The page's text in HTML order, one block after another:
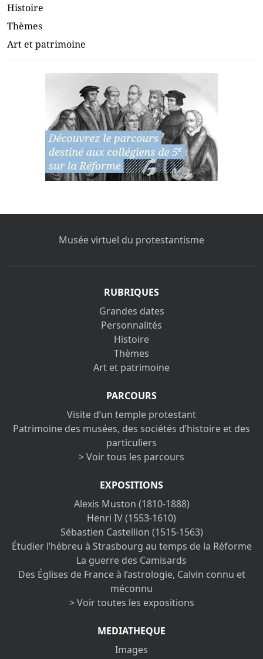
Histoire
Thèmes
Art et patrimoine
Musée virtuel du protestantisme
RUBRIQUES
Grandes dates
Personnalités
Histoire
Thèmes
Art et patrimoine
PARCOURS
Visite d’un temple protestant
Patrimoine des musées, des sociétés d’histoire et des
particuliers
> Voir tous les parcours
EXPOSITIONS
Alexis Muston (1810-1888)
Henri IV (1553-1610)
Sébastien Castellion (1515-1563)
Étudier l’hébreu à Strasbourg au temps de la Réforme
La guerre des Camisards
Des Églises de France à l’astrologie, Calvin connu et
méconnu
> Voir toutes les expositions
MEDIATHEQUE
Images